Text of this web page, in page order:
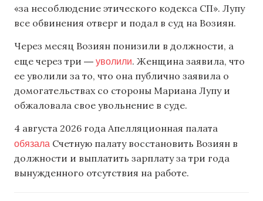
«за несоблюдение этического кодекса СП». Лупу
все обвинения отверг и подал в суд на Возиян.
Через месяц Возиян понизили в должности, а
еще через три ― уволили. Женщина заявила, что
ее уволили за то, что она публично заявила о
домогательствах со стороны Мариана Лупу и
обжаловала свое увольнение в суде.
4 августа 2026 года Апелляционная палата
обязала Счетную палату восстановить Возиян в
должности и выплатить зарплату за три года
вынужденного отсутствия на работе.